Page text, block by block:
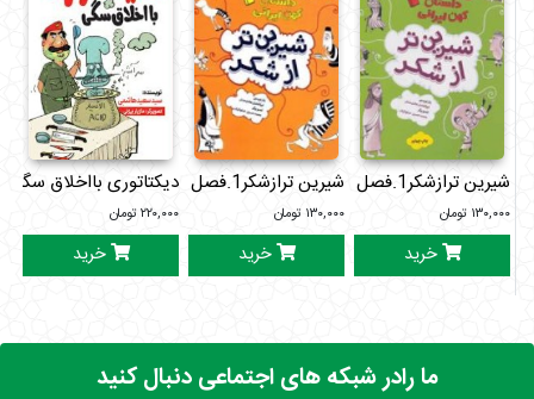
شیرین ترازشکر1.فصل پاییزبا76داستان
۱۳۰,۰۰۰ تومان
خرید
شیرین ترازشکر1.فصل زمستان با93داستان
۱۳۰,۰۰۰ تومان
خرید
دیکتاتوری بااخلاق سگی
۲۲۰,۰۰۰ تومان
خرید
ما رادر شبکه های اجتماعی دنبال کنید